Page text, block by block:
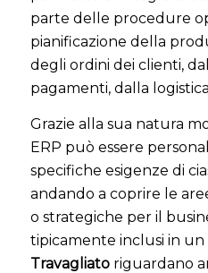
parte delle procedure
pianificazione della
degli ordini dei clienti,
pagamenti, dalla
Grazie alla sua natura
ERP può essere
specifiche esigenze di
andando a coprire le
o strategiche per il
tipicamente inclusi in un
Travagliato riguardano